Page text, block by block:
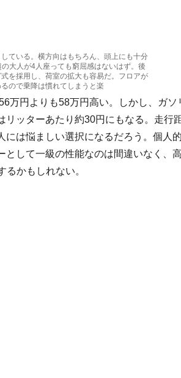
ている。横方向はもちろん、頭上にも十分
大人が4人座っても窮屈感はないはず。後
を採用し、荷室の拡大も容易だ。フロアが
ので乗降は慣れてしまうと楽
万円よりも58万円高い。しかし、ガソ
ッターあたり約30円にもなる。走行
は悩ましい選択になるだろう。個人
して一級の性能なのは間違いなく、
かもしれない。